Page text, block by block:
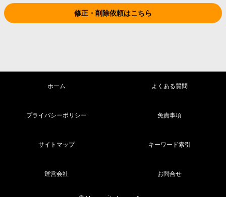
修正・削除依頼はこちら
ホーム よくある質問
プライバシーポリシー 免責事項
サイトマップ キーワード索引
運営会社 お問合せ